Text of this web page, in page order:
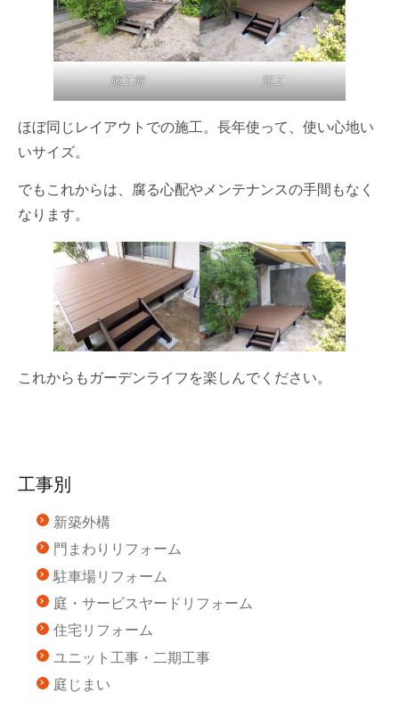
施工前 完工
ほぼ同じレイアウトでの施工。長年使って、使い心地い
いサイズ。
でもこれからは、腐る心配やメンテナンスの手間もなく
なります。
これからもガーデンライフを楽しんでください。
工事別
新築外構
門まわりリフォーム
駐車場リフォーム
庭・サービスヤードリフォーム
住宅リフォーム
ユニット工事・二期工事
庭じまい